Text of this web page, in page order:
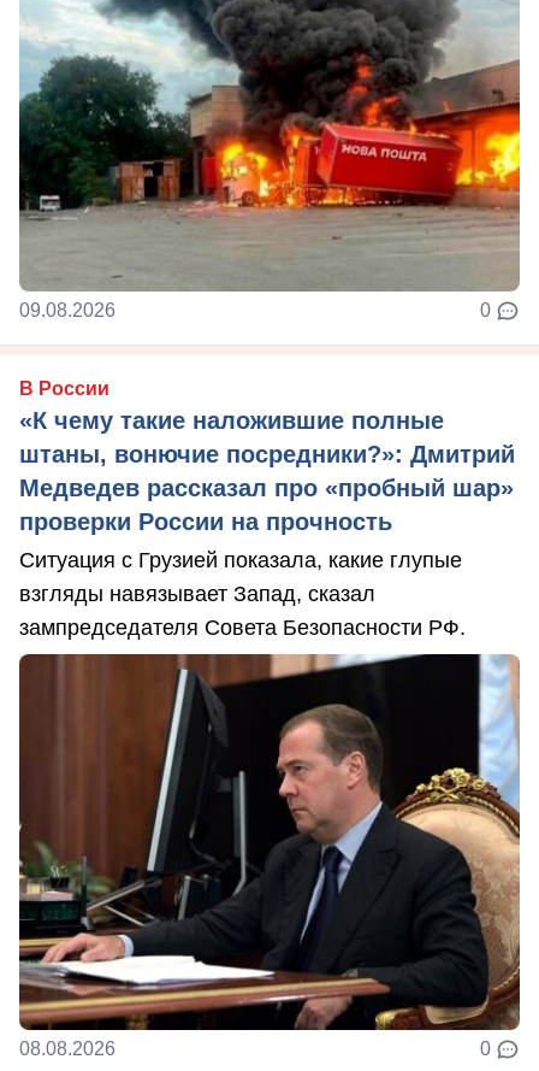
09.08.2026 0
В России
«К чему такие наложившие полные
штаны, вонючие посредники?»: Дмитрий
Медведев рассказал про «пробный шар»
проверки России на прочность
Ситуация с Грузией показала, какие глупые
взгляды навязывает Запад, сказал
зампредседателя Совета Безопасности РФ.
08.08.2026 0